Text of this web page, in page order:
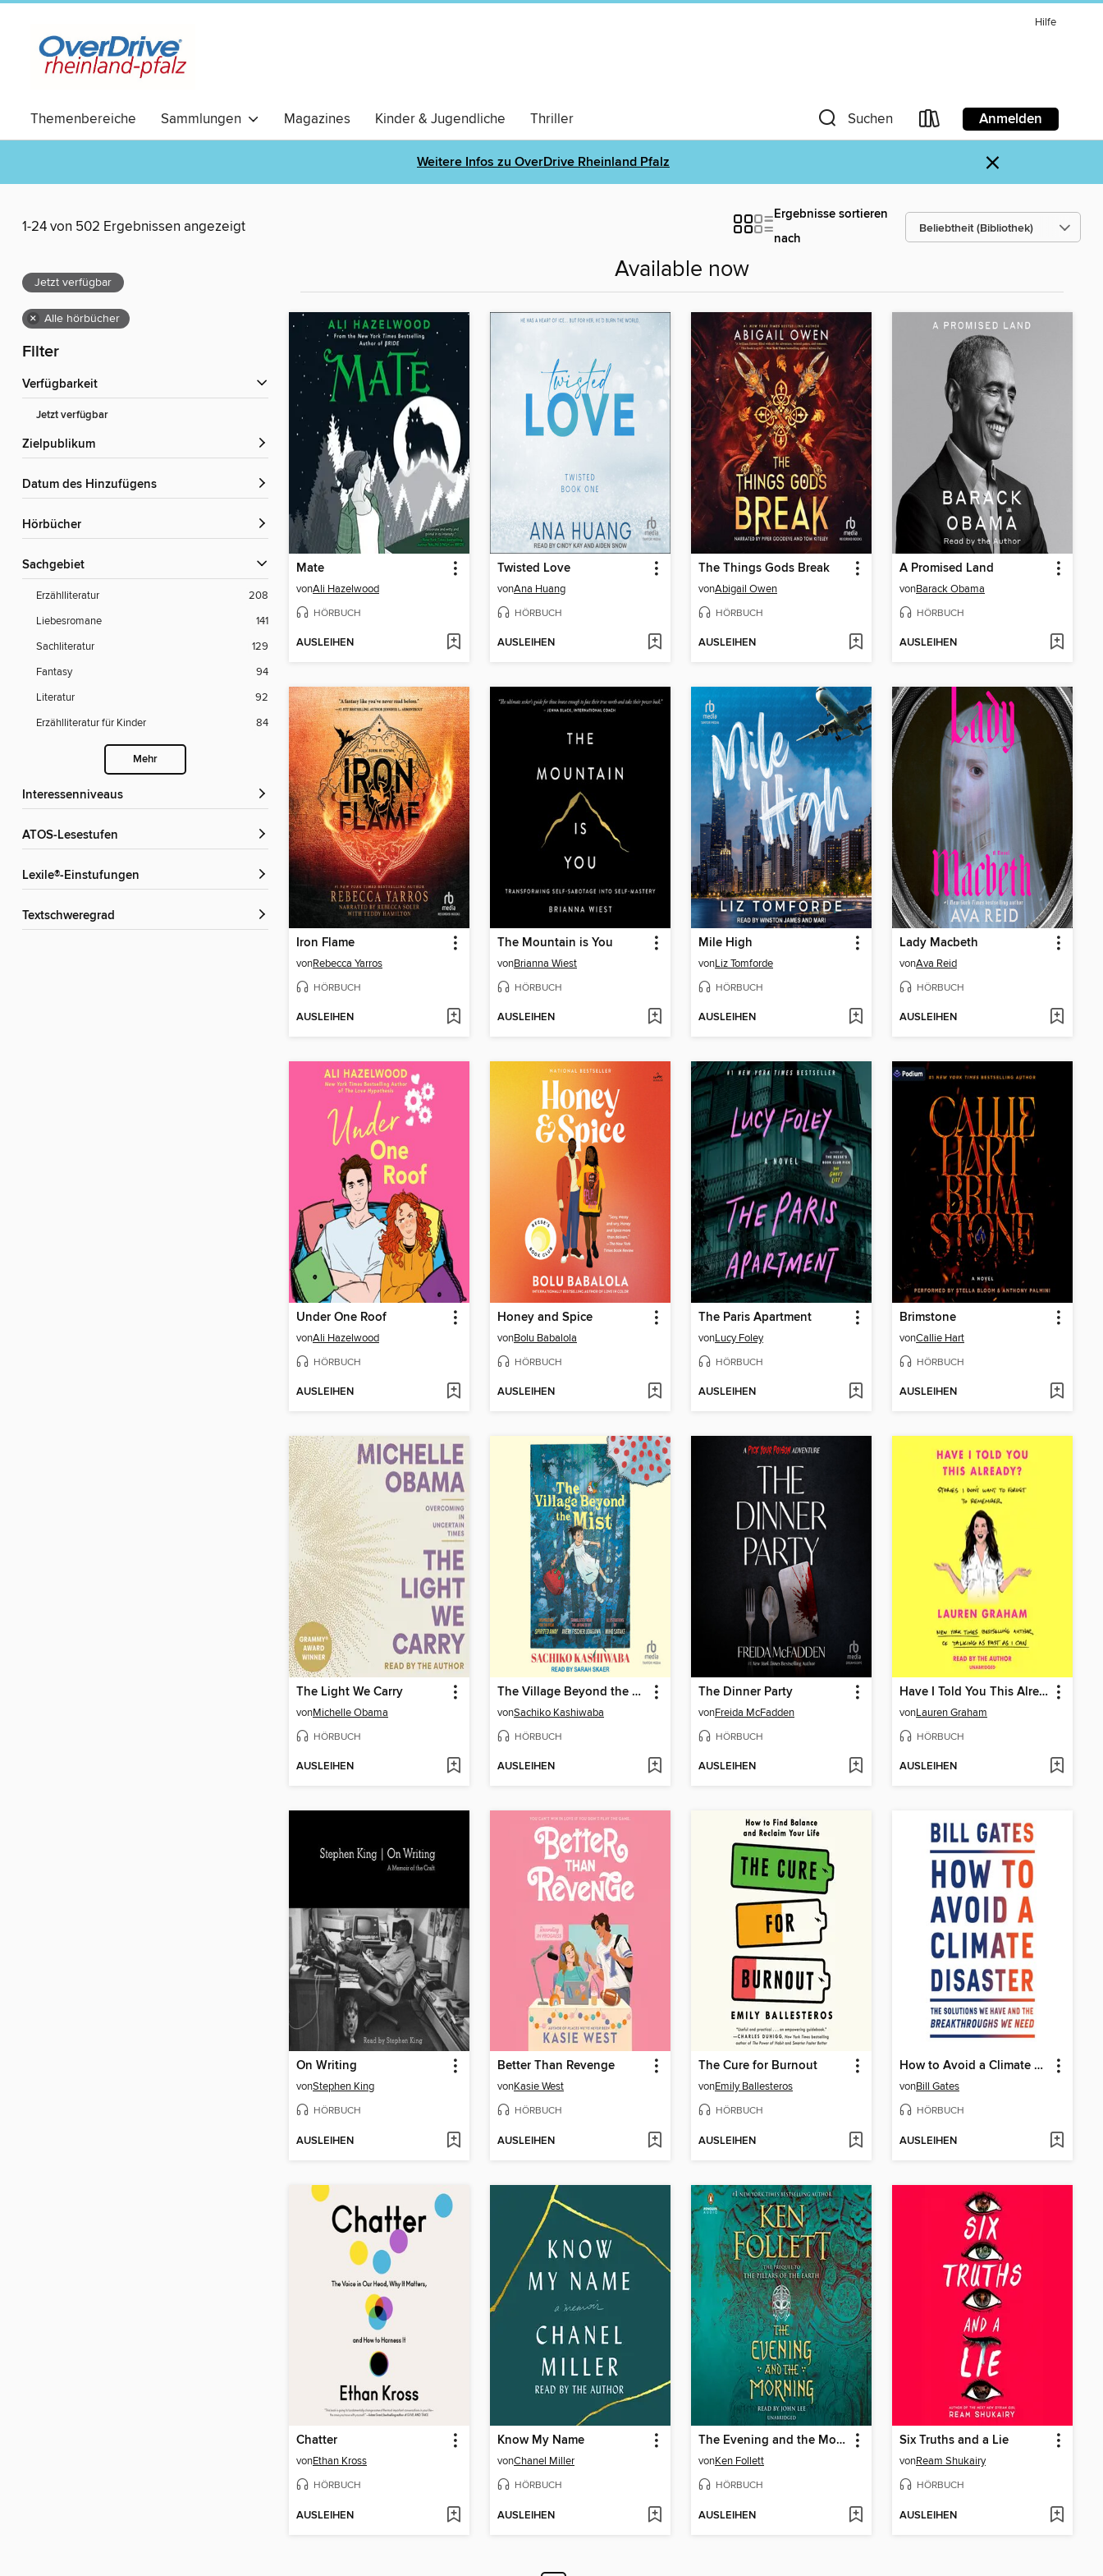
Hilfe
Themenbereiche Sammlungen Magazines Kinder & Jugendliche
Thriller
RomCom
Suchen Anmelden
Weitere Infos zu OverDrive Rheinland Pfalz ×
1-24 von 502 Ergebnissen angezeigt
Ergebnisse sortieren
nach
Jetzt verfügbar
× Alle hörbücher
Filter
Verfügbarkeit
Jetzt verfügbar
Zielpublikum
Datum des Hinzufügens
Hörbücher
Sachgebiet
Erzählliteratur
208
Liebesromane
141
Sachliteratur
129
Fantasy
94
Literatur
92
Erzählliteratur für Kinder
84
Mehr
Interessenniveaus
ATOS-Lesestufen
Lexile®-Einstufungen
Textschweregrad
Available now
Mate
vonAli Hazelwood
HÖRBUCH
AUSLEIHEN
Twisted Love
vonAna Huang
HÖRBUCH
AUSLEIHEN
The Things Gods Break
vonAbigail Owen
HÖRBUCH
AUSLEIHEN
A Promised Land
vonBarack Obama
HÖRBUCH
AUSLEIHEN
Iron Flame
vonRebecca Yarros
HÖRBUCH
AUSLEIHEN
The Mountain is You
vonBrianna Wiest
HÖRBUCH
AUSLEIHEN
Mile High
vonLiz Tomforde
HÖRBUCH
AUSLEIHEN
Lady Macbeth
vonAva Reid
HÖRBUCH
AUSLEIHEN
Under One Roof
vonAli Hazelwood
HÖRBUCH
AUSLEIHEN
Honey and Spice
vonBolu Babalola
HÖRBUCH
AUSLEIHEN
The Paris Apartment
vonLucy Foley
HÖRBUCH
AUSLEIHEN
Brimstone
vonCallie Hart
HÖRBUCH
AUSLEIHEN
The Light We Carry
vonMichelle Obama
HÖRBUCH
AUSLEIHEN
The Village Beyond the Mist
vonSachiko Kashiwaba
HÖRBUCH
AUSLEIHEN
The Dinner Party
vonFreida McFadden
HÖRBUCH
AUSLEIHEN
Have I Told You This Already?
vonLauren Graham
HÖRBUCH
AUSLEIHEN
On Writing
vonStephen King
HÖRBUCH
AUSLEIHEN
Better Than Revenge
vonKasie West
HÖRBUCH
AUSLEIHEN
The Cure for Burnout
vonEmily Ballesteros
HÖRBUCH
AUSLEIHEN
How to Avoid a Climate Disaster
vonBill Gates
HÖRBUCH
AUSLEIHEN
Chatter
vonEthan Kross
HÖRBUCH
AUSLEIHEN
Know My Name
vonChanel Miller
HÖRBUCH
AUSLEIHEN
The Evening and the Morning
vonKen Follett
HÖRBUCH
AUSLEIHEN
Six Truths and a Lie
vonReam Shukairy
HÖRBUCH
AUSLEIHEN